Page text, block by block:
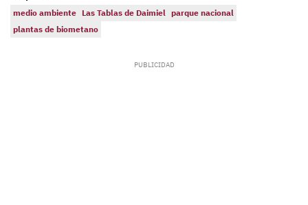
medio ambiente Las Tablas de Daimiel parque nacional
plantas de biometano